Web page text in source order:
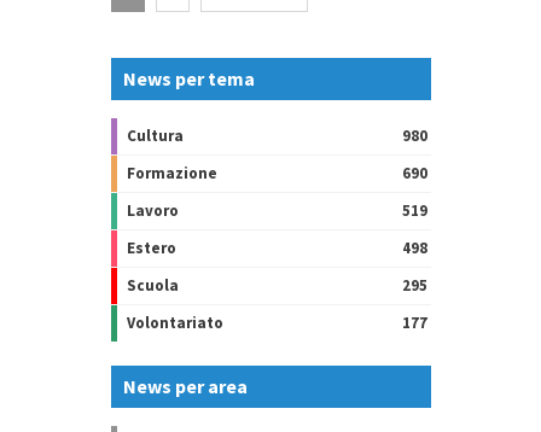
News per tema
Cultura
980
Formazione
690
Lavoro
519
Estero
498
Scuola
295
Volontariato
177
News per area